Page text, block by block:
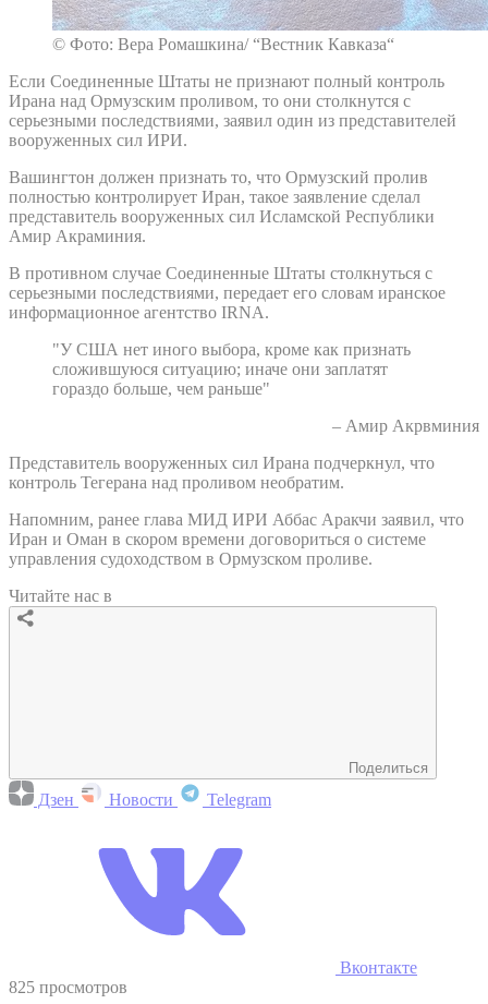
© Фото: Вера Ромашкина/ “Вестник Кавказа“
Если Соединенные Штаты не признают полный контроль
Ирана над Ормузским проливом, то они столкнутся с
серьезными последствиями, заявил один из представителей
вооруженных сил ИРИ.
Вашингтон должен признать то, что Ормузский пролив
полностью контролирует Иран, такое заявление сделал
представитель вооруженных сил Исламской Республики
Амир Акраминия.
В противном случае Соединенные Штаты столкнуться с
серьезными последствиями, передает его словам иранское
информационное агентство IRNA.
"У США нет иного выбора, кроме как признать
сложившуюся ситуацию; иначе они заплатят
гораздо больше, чем раньше"
– Амир Акрвминия
Представитель вооруженных сил Ирана подчеркнул, что
контроль Тегерана над проливом необратим.
Напомним, ранее глава МИД ИРИ Аббас Аракчи заявил, что
Иран и Оман в скором времени договориться о системе
управления судоходством в Ормузском проливе.
Читайте нас в
Поделиться
Дзен Новости Telegram
Вконтакте
825 просмотров